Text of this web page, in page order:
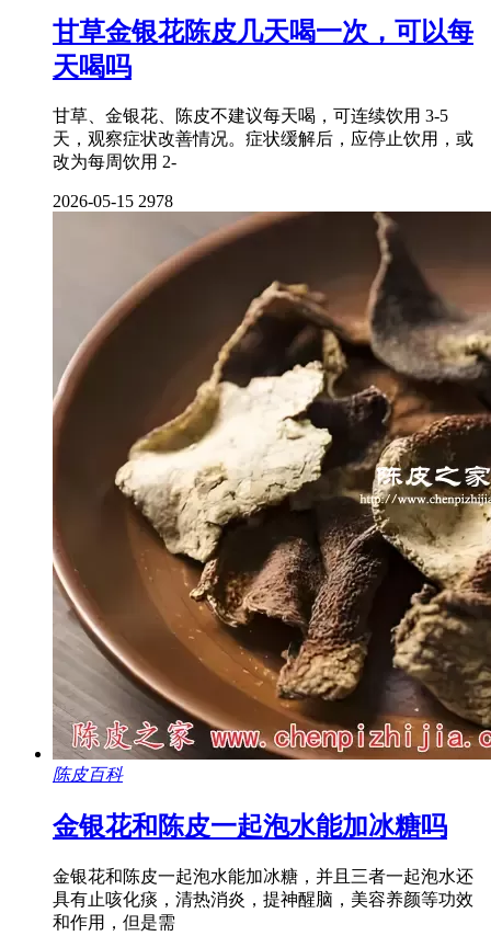
甘草金银花陈皮几天喝一次，可以每
天喝吗
甘草、金银花、陈皮不建议每天喝，可连续饮用 3-5
天，观察症状改善情况。症状缓解后，应停止饮用，或
改为每周饮用 2-
2026-05-15 2978
陈皮百科
金银花和陈皮一起泡水能加冰糖吗
金银花和陈皮一起泡水能加冰糖，并且三者一起泡水还
具有止咳化痰，清热消炎，提神醒脑，美容养颜等功效
和作用，但是需